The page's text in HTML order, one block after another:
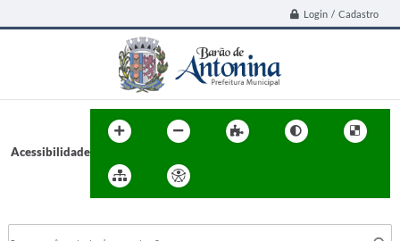
Login / Cadastro
Acessibilidade